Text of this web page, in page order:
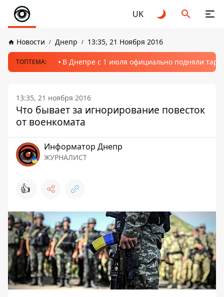
UK
Новости Днепр 13:35, 21 Ноября 2016
ТОПТЕМА: В Днепре с 1 июля официально подняли
13:35, 21 ноября 2016
Что бывает за игнорирование повесток
от военкомата
Информатор Днепр
ЖУРНАЛИСТ
👍